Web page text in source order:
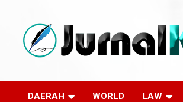
content
DAERAH WORLD LAW